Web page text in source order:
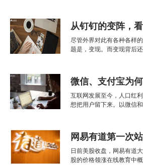
的时候，我的内心是惊讶
过东西
尽管外界对此有各种各样
题是，变现。而变现背后
接看到五年、十年后的钉
越早越好。 对于钉钉来说，这也是一条不错的回归之
路：把不赚钱的业务与...
互联网发展至今，人口红
想把用户留下来。以微信
两个超级APP，对国民日
经“冷
网易有道第一次
日前美股收盘，网易有道
股的价格领涨在线教育